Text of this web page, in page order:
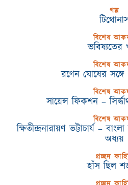
গল্প
বিশেষ
ভবিষ্যতের
বিশেষ
রণেন ঘোষের
বিশেষ
সায়েন্স ফিকশন –
বিশেষ
ক্ষিতীন্দ্রনারায়ণ ভট্টাচার্য –
অধ্যয়
প্রচ্ছদ
হাঁস ছিল